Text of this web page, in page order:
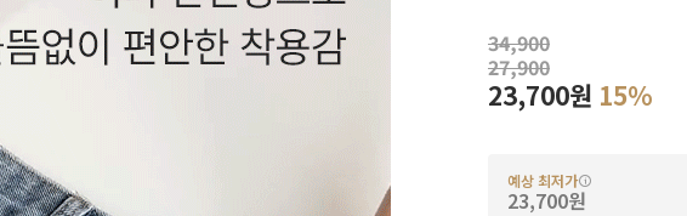
34,900
27,900
23,700원 15%
예상 최저가
23,700원